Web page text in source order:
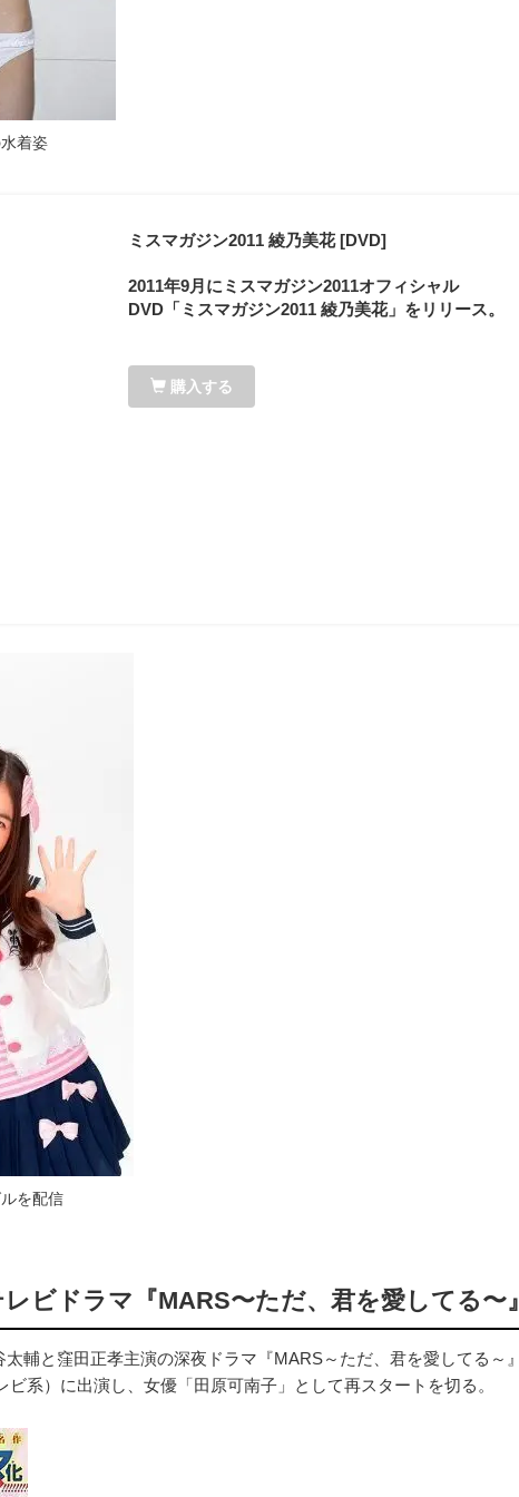
着姿
ミスマガジン2011 綾乃美花 [DVD]
2011年9月にミスマガジン2011オフィシャル
DVD「ミスマガジン2011 綾乃美花」をリリース。
購入する
を配信
ビドラマ『MARS〜ただ、君を愛してる〜』
輔と窪田正孝主演の深夜ドラマ『MARS～ただ、君を愛してる～』
ビ系）に出演し、女優「田原可南子」として再スタートを切る。